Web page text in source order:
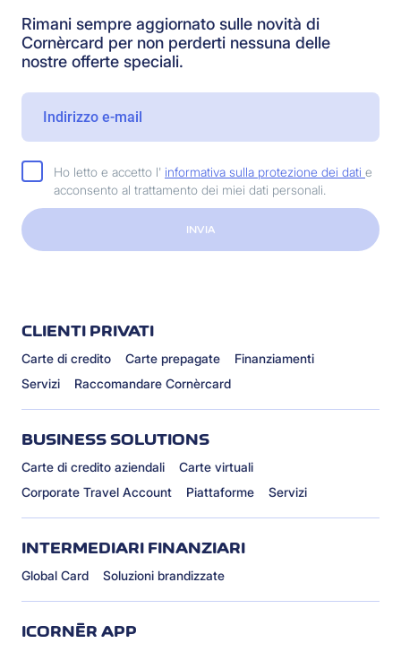
Rimani sempre aggiornato sulle novità di
Cornèrcard per non perderti nessuna delle
nostre offerte speciali.
Ho letto e accetto l' informativa sulla protezione dei dati e
acconsento al trattamento dei miei dati personali.
INVIA
CLIENTI PRIVATI
Carte di credito Carte prepagate
Finanziamenti
Servizi
Raccomandare Cornèrcard
BUSINESS SOLUTIONS
Carte di credito aziendali
Carte virtuali
Corporate Travel Account
Piattaforme Servizi
INTERMEDIARI FINANZIARI
Global Card Soluzioni brandizzate
ICORNÈR APP